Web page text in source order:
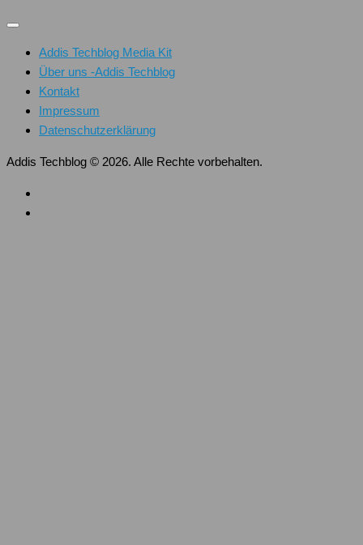
Addis Techblog Media Kit
Über uns -Addis Techblog
Kontakt
Impressum
Datenschutzerklärung
Addis Techblog © 2026. Alle Rechte vorbehalten.